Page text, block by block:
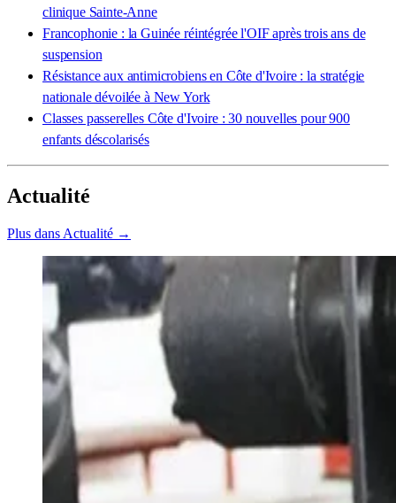
clinique Sainte-Anne
Francophonie : la Guinée réintégrée l'OIF après trois ans de
suspension
Résistance aux antimicrobiens en Côte d'Ivoire : la stratégie
nationale dévoilée à New York
Classes passerelles Côte d'Ivoire : 30 nouvelles pour 900
enfants déscolarisés
Actualité
Plus dans Actualité →